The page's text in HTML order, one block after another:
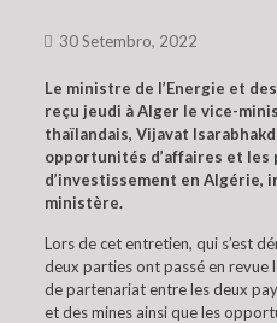
30 Setembro, 2022
Le ministre de l’Energie et
reçu jeudi à Alger le vice-
thaïlandais, Vijavat
opportunités d’affaires et
d’investissement en Algérie,
ministère.
Lors de cet entretien, qui s’est
deux parties ont passé en
de partenariat entre les deux
et des mines ainsi que les